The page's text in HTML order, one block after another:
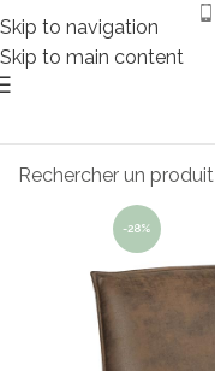
Skip to navigation
Skip to main content
-28%